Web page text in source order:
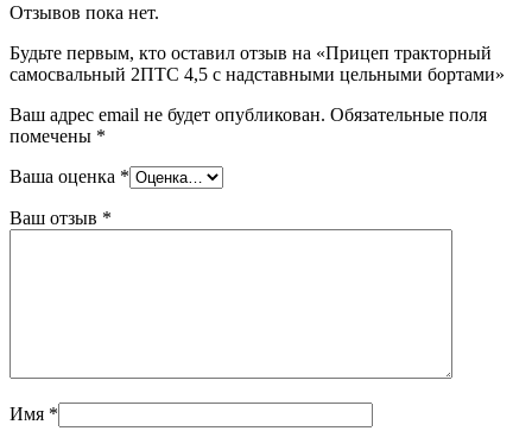
Отзывов пока нет.
Будьте первым, кто оставил отзыв на «Прицеп тракторный
самосвальный 2ПТС 4,5 с надставными цельными бортами»
Ваш адрес email не будет опубликован. Обязательные поля
помечены *
Ваша оценка *
Ваш отзыв *
Имя *